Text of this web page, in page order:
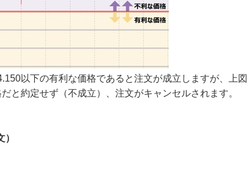
以下の有利な価格であると注文が成立しますが、上図
と約定せず（不成立）、注文がキャンセルされます。